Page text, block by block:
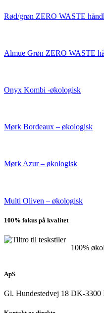
Rød/grøn ZERO WASTE
Almue Grøn ZERO WASTE
Onyx Kombi -økologisk
Mørk Bordeaux – økologisk
Mørk Azur – økologisk
Multi Oliven – økologisk
100% fokus på kvalitet
100%
ApS
Gl. Hundestedvej 18 DK-3300